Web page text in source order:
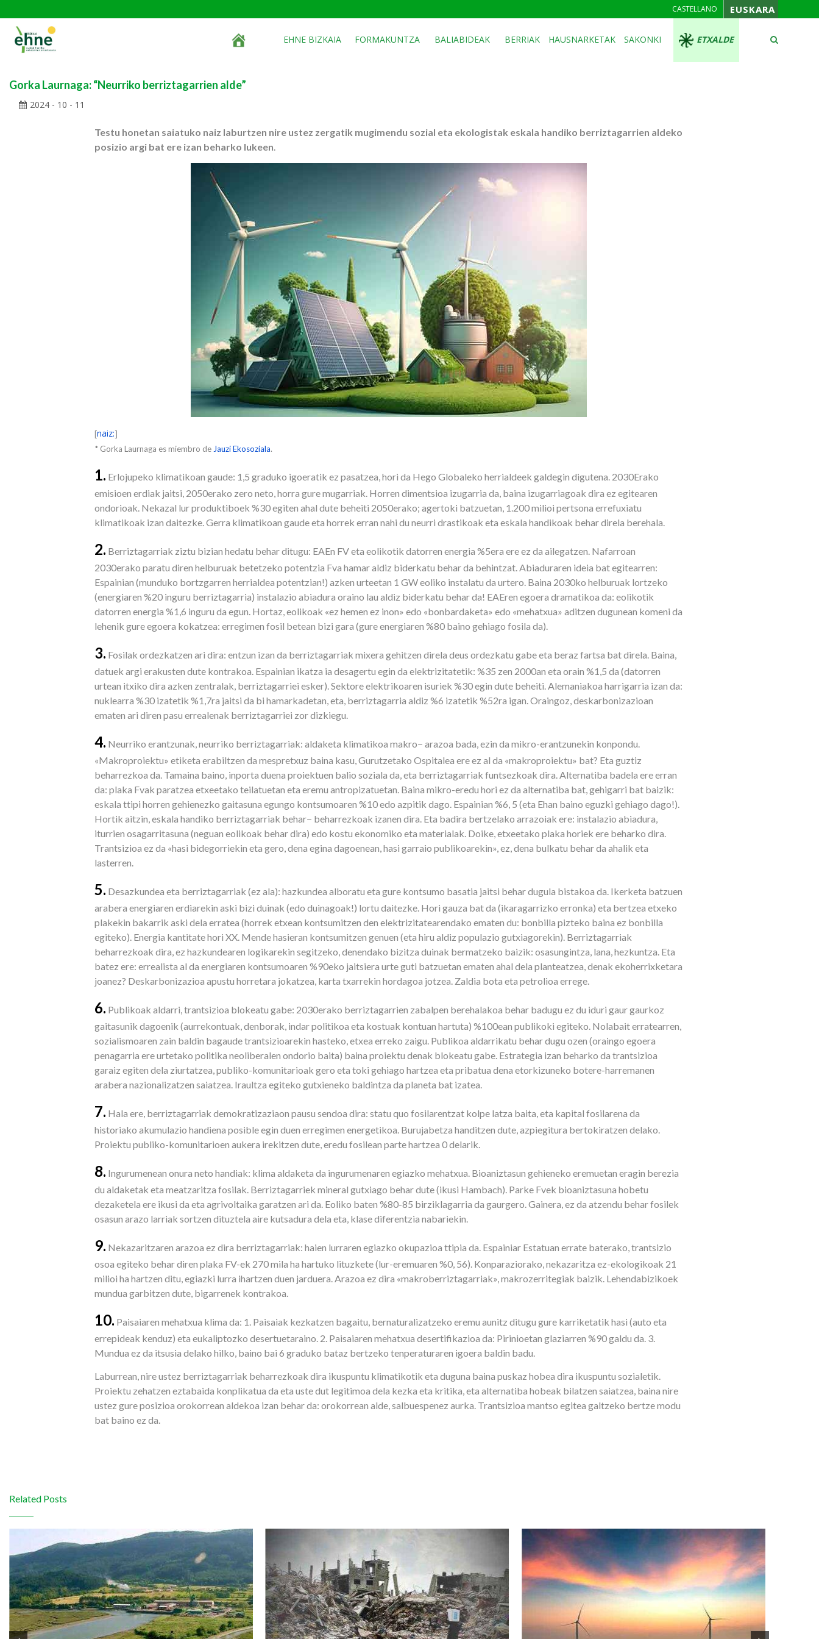
CASTELLANO EUSKARA
EHNE BIZKAIA FORMAKUNTZA BALIABIDEAK BERRIAK HAUSNARKETAK SAKONKI ETXALDE
Gorka Laurnaga: “Neurriko berriztagarrien alde”
2024 - 10 - 11
Testu honetan saiatuko naiz laburtzen nire ustez zergatik mugimendu sozial eta ekologistak eskala handiko berriztagarrien aldeko
posizio argi bat ere izan beharko lukeen.
[naiz:]
* Gorka Laurnaga es miembro de Jauzi Ekosoziala.
1. Erlojupeko klimatikoan gaude: 1,5 graduko igoeratik ez pasatzea, hori da Hego Globaleko herrialdeek galdegin digutena. 2030Erako
emisioen erdiak jaitsi, 2050erako zero neto, horra gure mugarriak. Horren dimentsioa izugarria da, baina izugarriagoak dira ez egitearen
ondorioak. Nekazal lur produktiboek %30 egiten ahal dute beheiti 2050erako; agertoki batzuetan, 1.200 milioi pertsona errefuxiatu
klimatikoak izan daitezke. Gerra klimatikoan gaude eta horrek erran nahi du neurri drastikoak eta eskala handikoak behar direla berehala.
2. Berriztagarriak ziztu bizian hedatu behar ditugu: EAEn FV eta eolikotik datorren energia %5era ere ez da ailegatzen. Nafarroan
2030erako paratu diren helburuak betetzeko potentzia Fva hamar aldiz biderkatu behar da behintzat. Abiaduraren ideia bat egitearren:
Espainian (munduko bortzgarren herrialdea potentzian!) azken urteetan 1 GW eoliko instalatu da urtero. Baina 2030ko helburuak lortzeko
(energiaren %20 inguru berriztagarria) instalazio abiadura oraino lau aldiz biderkatu behar da! EAEren egoera dramatikoa da: eolikotik
datorren energia %1,6 inguru da egun. Hortaz, eolikoak «ez hemen ez inon» edo «bonbardaketa» edo «mehatxua» aditzen dugunean komeni da
lehenik gure egoera kokatzea: erregimen fosil betean bizi gara (gure energiaren %80 baino gehiago fosila da).
3. Fosilak ordezkatzen ari dira: entzun izan da berriztagarriak mixera gehitzen direla deus ordezkatu gabe eta beraz fartsa bat direla. Baina,
datuek argi erakusten dute kontrakoa. Espainian ikatza ia desagertu egin da elektrizitatetik: %35 zen 2000an eta orain %1,5 da (datorren
urtean itxiko dira azken zentralak, berriztagarriei esker). Sektore elektrikoaren isuriek %30 egin dute beheiti. Alemaniakoa harrigarria izan da:
nuklearra %30 izatetik %1,7ra jaitsi da bi hamarkadetan, eta, berriztagarria aldiz %6 izatetik %52ra igan. Oraingoz, deskarbonizazioan
ematen ari diren pasu errealenak berriztagarriei zor dizkiegu.
4. Neurriko erantzunak, neurriko berriztagarriak: aldaketa klimatikoa makro− arazoa bada, ezin da mikro-erantzunekin konpondu.
«Makroproiektu» etiketa erabiltzen da mespretxuz baina kasu, Gurutzetako Ospitalea ere ez al da «makroproiektu» bat? Eta guztiz
beharrezkoa da. Tamaina baino, inporta duena proiektuen balio soziala da, eta berriztagarriak funtsezkoak dira. Alternatiba badela ere erran
da: plaka Fvak paratzea etxeetako teilatuetan eta eremu antropizatuetan. Baina mikro-eredu hori ez da alternatiba bat, gehigarri bat baizik:
eskala ttipi horren gehienezko gaitasuna egungo kontsumoaren %10 edo azpitik dago. Espainian %6, 5 (eta Ehan baino eguzki gehiago dago!).
Hortik aitzin, eskala handiko berriztagarriak behar− beharrezkoak izanen dira. Eta badira bertzelako arrazoiak ere: instalazio abiadura,
iturrien osagarritasuna (neguan eolikoak behar dira) edo kostu ekonomiko eta materialak. Doike, etxeetako plaka horiek ere beharko dira.
Trantsizioa ez da «hasi bidegorriekin eta gero, dena egina dagoenean, hasi garraio publikoarekin», ez, dena bulkatu behar da ahalik eta
lasterren.
5. Desazkundea eta berriztagarriak (ez ala): hazkundea alboratu eta gure kontsumo basatia jaitsi behar dugula bistakoa da. Ikerketa batzuen
arabera energiaren erdiarekin aski bizi duinak (edo duinagoak!) lortu daitezke. Hori gauza bat da (ikaragarrizko erronka) eta bertzea etxeko
plakekin bakarrik aski dela erratea (horrek etxean kontsumitzen den elektrizitatearendako ematen du: bonbilla pizteko baina ez bonbilla
egiteko). Energia kantitate hori XX. Mende hasieran kontsumitzen genuen (eta hiru aldiz populazio gutxiagorekin). Berriztagarriak
beharrezkoak dira, ez hazkundearen logikarekin segitzeko, denendako bizitza duinak bermatzeko baizik: osasungintza, lana, hezkuntza. Eta
batez ere: errealista al da energiaren kontsumoaren %90eko jaitsiera urte guti batzuetan ematen ahal dela planteatzea, denak ekoherrixketara
joanez? Deskarbonizazioa apustu horretara jokatzea, karta txarrekin hordagoa jotzea. Zaldia bota eta petrolioa errege.
6. Publikoak aldarri, trantsizioa blokeatu gabe: 2030erako berriztagarrien zabalpen berehalakoa behar badugu ez du iduri gaur gaurkoz
gaitasunik dagoenik (aurrekontuak, denborak, indar politikoa eta kostuak kontuan hartuta) %100ean publikoki egiteko. Nolabait erratearren,
sozialismoaren zain baldin bagaude trantsizioarekin hasteko, etxea erreko zaigu. Publikoa aldarrikatu behar dugu ozen (oraingo egoera
penagarria ere urtetako politika neoliberalen ondorio baita) baina proiektu denak blokeatu gabe. Estrategia izan beharko da trantsizioa
garaiz egiten dela ziurtatzea, publiko-komunitarioak gero eta toki gehiago hartzea eta pribatua dena etorkizuneko botere-harremanen
arabera nazionalizatzen saiatzea. Iraultza egiteko gutxieneko baldintza da planeta bat izatea.
7. Hala ere, berriztagarriak demokratizaziaon pausu sendoa dira: statu quo fosilarentzat kolpe latza baita, eta kapital fosilarena da
historiako akumulazio handiena posible egin duen erregimen energetikoa. Burujabetza handitzen dute, azpiegitura bertokiratzen delako.
Proiektu publiko-komunitarioen aukera irekitzen dute, eredu fosilean parte hartzea 0 delarik.
8. Ingurumenean onura neto handiak: klima aldaketa da ingurumenaren egiazko mehatxua. Bioaniztasun gehieneko eremuetan eragin berezia
du aldaketak eta meatzaritza fosilak. Berriztagarriek mineral gutxiago behar dute (ikusi Hambach). Parke Fvek bioaniztasuna hobetu
dezaketela ere ikusi da eta agrivoltaika garatzen ari da. Eoliko baten %80-85 birziklagarria da gaurgero. Gainera, ez da atzendu behar fosilek
osasun arazo larriak sortzen dituztela aire kutsadura dela eta, klase diferentzia nabariekin.
9. Nekazaritzaren arazoa ez dira berriztagarriak: haien lurraren egiazko okupazioa ttipia da. Espainiar Estatuan errate baterako, trantsizio
osoa egiteko behar diren plaka FV-ek 270 mila ha hartuko lituzkete (lur-eremuaren %0, 56). Konparaziorako, nekazaritza ez-ekologikoak 21
milioi ha hartzen ditu, egiazki lurra ihartzen duen jarduera. Arazoa ez dira «makroberriztagarriak», makrozerritegiak baizik. Lehendabizikoek
mundua garbitzen dute, bigarrenek kontrakoa.
10. Paisaiaren mehatxua klima da: 1. Paisaiak kezkatzen bagaitu, bernaturalizatzeko eremu aunitz ditugu gure karriketatik hasi (auto eta
errepideak kenduz) eta eukaliptozko desertuetaraino. 2. Paisaiaren mehatxua desertifikazioa da: Pirinioetan glaziarren %90 galdu da. 3.
Mundua ez da itsusia delako hilko, baino bai 6 graduko bataz bertzeko tenperaturaren igoera baldin badu.
Laburrean, nire ustez berriztagarriak beharrezkoak dira ikuspuntu klimatikotik eta duguna baina puskaz hobea dira ikuspuntu sozialetik.
Proiektu zehatzen eztabaida konplikatua da eta uste dut legitimoa dela kezka eta kritika, eta alternatiba hobeak bilatzen saiatzea, baina nire
ustez gure posizioa orokorrean aldekoa izan behar da: orokorrean alde, salbuespenez aurka. Trantsizioa mantso egitea galtzeko bertze modu
bat baino ez da.
Related Posts